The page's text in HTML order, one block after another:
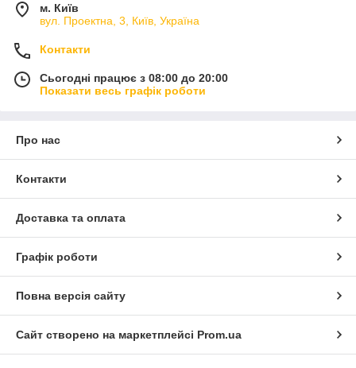
м. Київ
вул. Проектна, 3, Київ, Україна
Контакти
Сьогодні працює з 08:00 до 20:00
Показати весь графік роботи
Про нас
Контакти
Доставка та оплата
Графік роботи
Повна версія сайту
Сайт створено на маркетплейсі Prom.ua